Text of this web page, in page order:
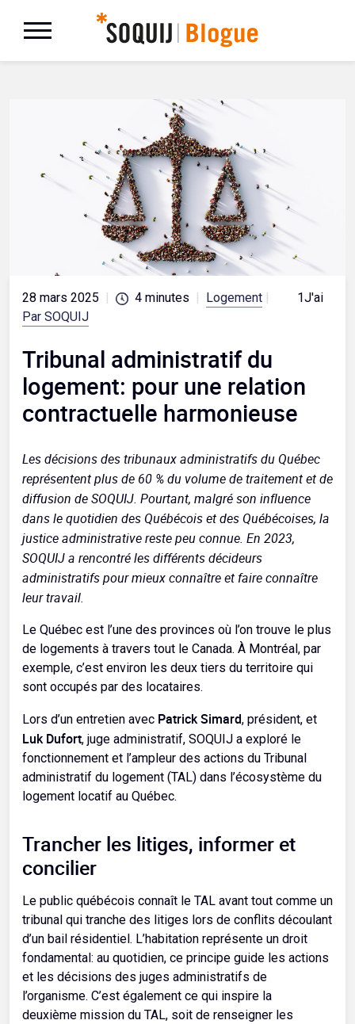
28 mars 2025 | 4 minutes | Logement |
Par SOQUIJ
1J'aime
Tribunal administratif du
logement: pour une relation
contractuelle harmonieuse
Les décisions des tribunaux administratifs du Québec
représentent plus de 60 % du volume de traitement et de
diffusion de SOQUIJ. Pourtant, malgré son influence
dans le quotidien des Québécois et des Québécoises, la
justice administrative reste peu connue. En 2023,
SOQUIJ a rencontré les différents décideurs
administratifs pour mieux connaître et faire connaître
leur travail.
Le Québec est l’une des provinces où l’on trouve le plus
de logements à travers tout le Canada. À Montréal, par
exemple, c’est environ les deux tiers du territoire qui
sont occupés par des locataires.
Lors d’un entretien avec Patrick Simard, président, et
Luk Dufort, juge administratif, SOQUIJ a exploré le
fonctionnement et l’ampleur des actions du Tribunal
administratif du logement (TAL) dans l’écosystème du
logement locatif au Québec.
Trancher les litiges, informer et
concilier
Le public québécois connaît le TAL avant tout comme un
tribunal qui tranche des litiges lors de conflits découlant
d’un bail résidentiel. L’habitation représente un droit
fondamental: au quotidien, ce principe guide les actions
et les décisions des juges administratifs de
l’organisme. C’est également ce qui inspire la
deuxième mission du TAL, soit de renseigner les